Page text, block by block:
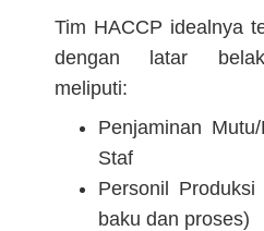
Tim HACCP idealnya
dengan latar
meliputi:
Penjaminan
Staf
Personil
baku dan proses)